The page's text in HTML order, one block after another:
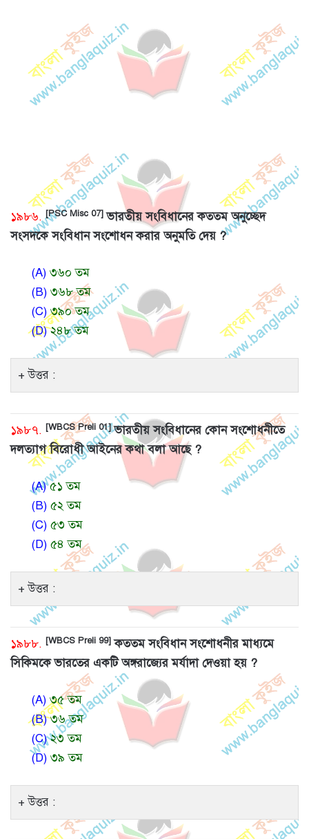
১৯৮৬. [PSC Misc 07]ভারতীয় সংবিধানের কততম অনুচ্ছেদ
সংসদকে সংবিধান সংশোধন করার অনুমতি দেয় ?
(A) ৩৬০ তম
(B) ৩৬৮ তম
(C)৩৯০ তম
(D)২৪৮ তম
উত্তর :
১৯৮৭. [WBCS Preli 01]ভারতীয় সংবিধানের কোন সংশোধনীতে
দলত্যাগ বিরোধী আইনের কথা বলা আছে ?
(A)৫১ তম
(B) ৫২ তম
(C) ৫৩ তম
(D) ৫৪ তম
উত্তর :
১৯৮৮. [WBCS Preli 99]কততম সংবিধান সংশোধনীর মাধ্যমে
সিকিমকে ভারতের একটি অঙ্গরাজ্যের মর্যাদা দেওয়া হয় ?
(A) ৩৫ তম
(B)৩৬ তম
(C)২৩ তম
(D) ৩৯ তম
উত্তর :